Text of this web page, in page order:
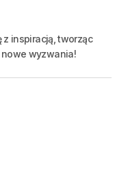
inspiracją, tworząc
nowe wyzwania!